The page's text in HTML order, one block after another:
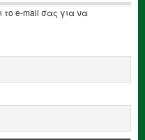
το e-mail σας για να